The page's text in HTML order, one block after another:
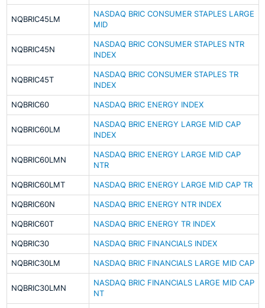
NQBRIC45LM
NASDAQ BRIC CONSUMER STAPLES LARGE
MID
NQBRIC45N
NASDAQ BRIC CONSUMER STAPLES NTR
INDEX
NQBRIC45T
NASDAQ BRIC CONSUMER STAPLES TR
INDEX
NQBRIC60 NASDAQ BRIC ENERGY INDEX
NQBRIC60LM
NASDAQ BRIC ENERGY LARGE MID CAP
INDEX
NQBRIC60LMN
NASDAQ BRIC ENERGY LARGE MID CAP
NTR
NQBRIC60LMT NASDAQ BRIC ENERGY LARGE MID CAP TR
NQBRIC60N NASDAQ BRIC ENERGY NTR INDEX
NQBRIC60T NASDAQ BRIC ENERGY TR INDEX
NQBRIC30 NASDAQ BRIC FINANCIALS INDEX
NQBRIC30LM NASDAQ BRIC FINANCIALS LARGE MID CAP
NQBRIC30LMN
NASDAQ BRIC FINANCIALS LARGE MID CAP
NT